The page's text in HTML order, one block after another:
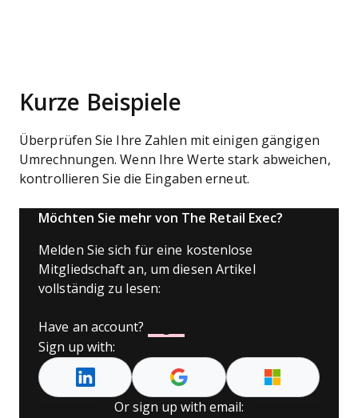
Kurze Beispiele
Überprüfen Sie Ihre Zahlen mit einigen gängigen
Umrechnungen. Wenn Ihre Werte stark abweichen,
kontrollieren Sie die Eingaben erneut.
Möchten Sie mehr von The Retail Exec?
Melden Sie sich für eine kostenlose
Mitgliedschaft an, um diesen Artikel
vollständig zu lesen:
Have an account?
Sign up with:
Or sign up with email: